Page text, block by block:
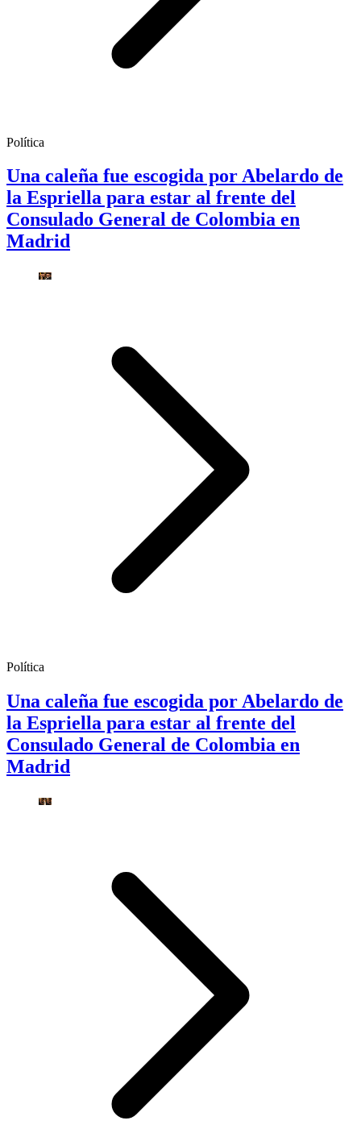
Política
Una caleña fue escogida por Abelardo de
la Espriella para estar al frente del
Consulado General de Colombia en
Madrid
Política
Una caleña fue escogida por Abelardo de
la Espriella para estar al frente del
Consulado General de Colombia en
Madrid